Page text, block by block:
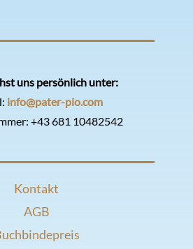
uns persönlich unter:
info@pater-pio.com
+43 681 10482542
Kontakt
AGB